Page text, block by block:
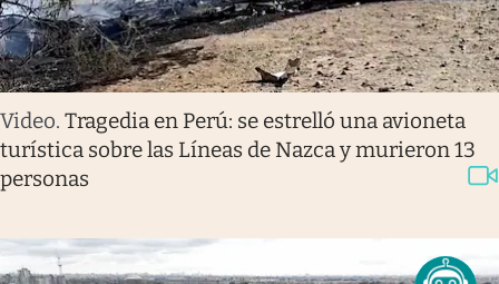
Video. Tragedia en Perú: se estrelló una avioneta
turística sobre las Líneas de Nazca y murieron 13
personas